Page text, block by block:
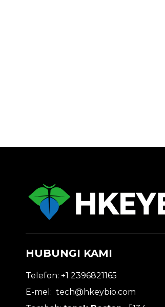
HUBUNGI KAMI
Telefon: +1 2396821165
E-mel: tech@hkeybio.com